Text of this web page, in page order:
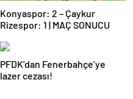
Konyaspor: 2 – Çaykur
Rizespor: 1 | MAÇ SONUCU
PFDK’dan Fenerbahçe’ye
lazer cezası!